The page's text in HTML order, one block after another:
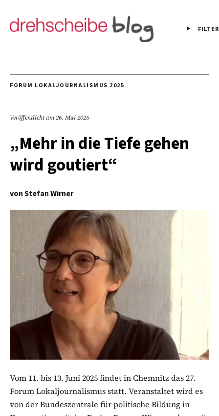
FILTER
FORUM LOKALJOURNALISMUS 2025
Veröffentlicht am26. Mai 2025
„Mehr in die Tiefe gehen
wird goutiert“
vonStefan Wirner
Vom 11. bis 13. Juni 2025 findet in Chemnitz das 27.
Forum Lokaljournalismus statt. Veranstaltet wird es
von der Bundeszentrale für politische Bildung in